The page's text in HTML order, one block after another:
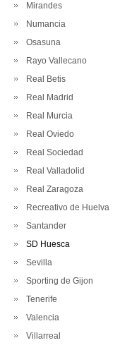
Mirandes
Numancia
Osasuna
Rayo Vallecano
Real Betis
Real Madrid
Real Murcia
Real Oviedo
Real Sociedad
Real Valladolid
Real Zaragoza
Recreativo de Huelva
Santander
SD Huesca
Sevilla
Sporting de Gijon
Tenerife
Valencia
Villarreal